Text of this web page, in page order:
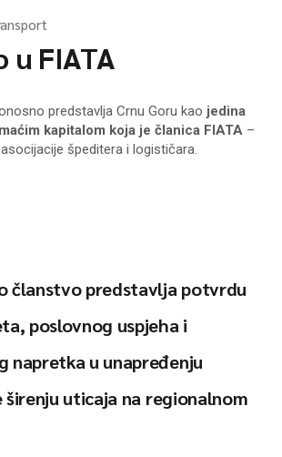
u FIATA
predstavlja Crnu Goru kao jedina
kapitalom koja je članica FIATA –
špeditera i logističara.
članstvo predstavlja potvrdu
poslovnog uspjeha i
napretka u unapređenju
širenju uticaja na regionalnom